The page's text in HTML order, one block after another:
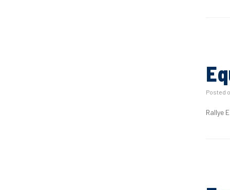
Posted
Rallye